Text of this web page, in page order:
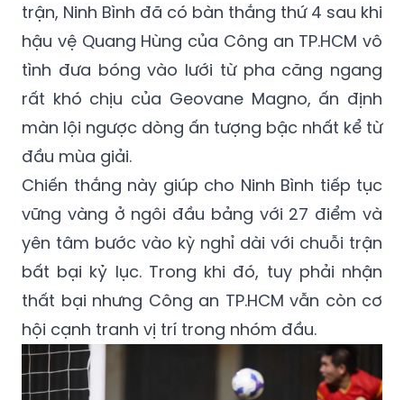
trận, Ninh Bình đã có bàn thắng thứ 4 sau khi
hậu vệ Quang Hùng của Công an TP.HCM vô
tình đưa bóng vào lưới từ pha căng ngang
rất khó chịu của Geovane Magno, ấn định
màn lội ngược dòng ấn tượng bậc nhất kể từ
đầu mùa giải.
Chiến thắng này giúp cho Ninh Bình tiếp tục
vững vàng ở ngôi đầu bảng với 27 điểm và
yên tâm bước vào kỳ nghỉ dài với chuỗi trận
bất bại kỷ lục. Trong khi đó, tuy phải nhận
thất bại nhưng Công an TP.HCM vẫn còn cơ
hội cạnh tranh vị trí trong nhóm đầu.